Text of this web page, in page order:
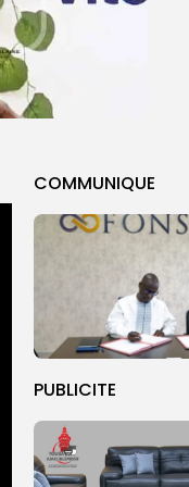
COMMUNIQUE
PUBLICITE